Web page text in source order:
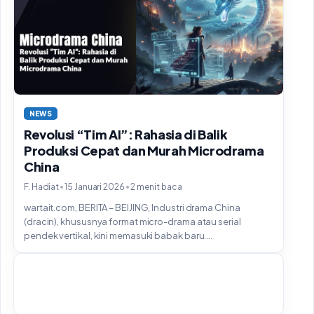
NEWS
Revolusi “Tim AI”: Rahasia di Balik
Produksi Cepat dan Murah Microdrama
China
F. Hadiat•15 Januari 2026 •2 menit baca
wartait.com, BERITA – BEIJING, Industri drama China
(dracin), khususnya format micro-drama atau serial
pendek vertikal, kini memasuki babak baru....